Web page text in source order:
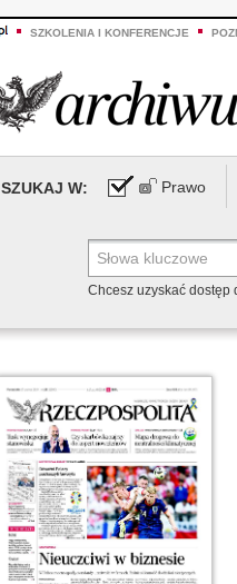
SZKOLENIA I KONFERENCJE
SZUKAJ W: Prawo
Chcesz uzyskać dostęp